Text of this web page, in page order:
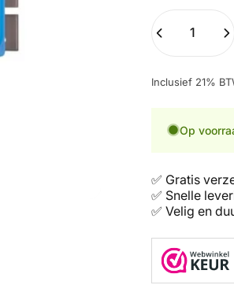
Inclusief 21%
Op
✅ Gratis
✅ Snelle
✅ Velig en